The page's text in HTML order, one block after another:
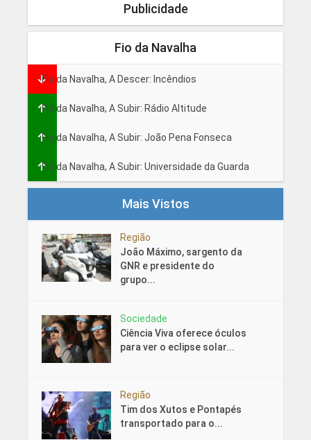
Publicidade
Fio da Navalha
Fio da Navalha, A Descer: Incêndios
Fio da Navalha, A Subir: Rádio Altitude
Fio da Navalha, A Subir: João Pena Fonseca
Fio da Navalha, A Subir: Universidade da Guarda
Mais Vistos
Região
João Máximo, sargento da
GNR e presidente do
grupo...
Sociedade
Ciência Viva oferece óculos
para ver o eclipse solar...
Região
Tim dos Xutos e Pontapés
transportado para o...